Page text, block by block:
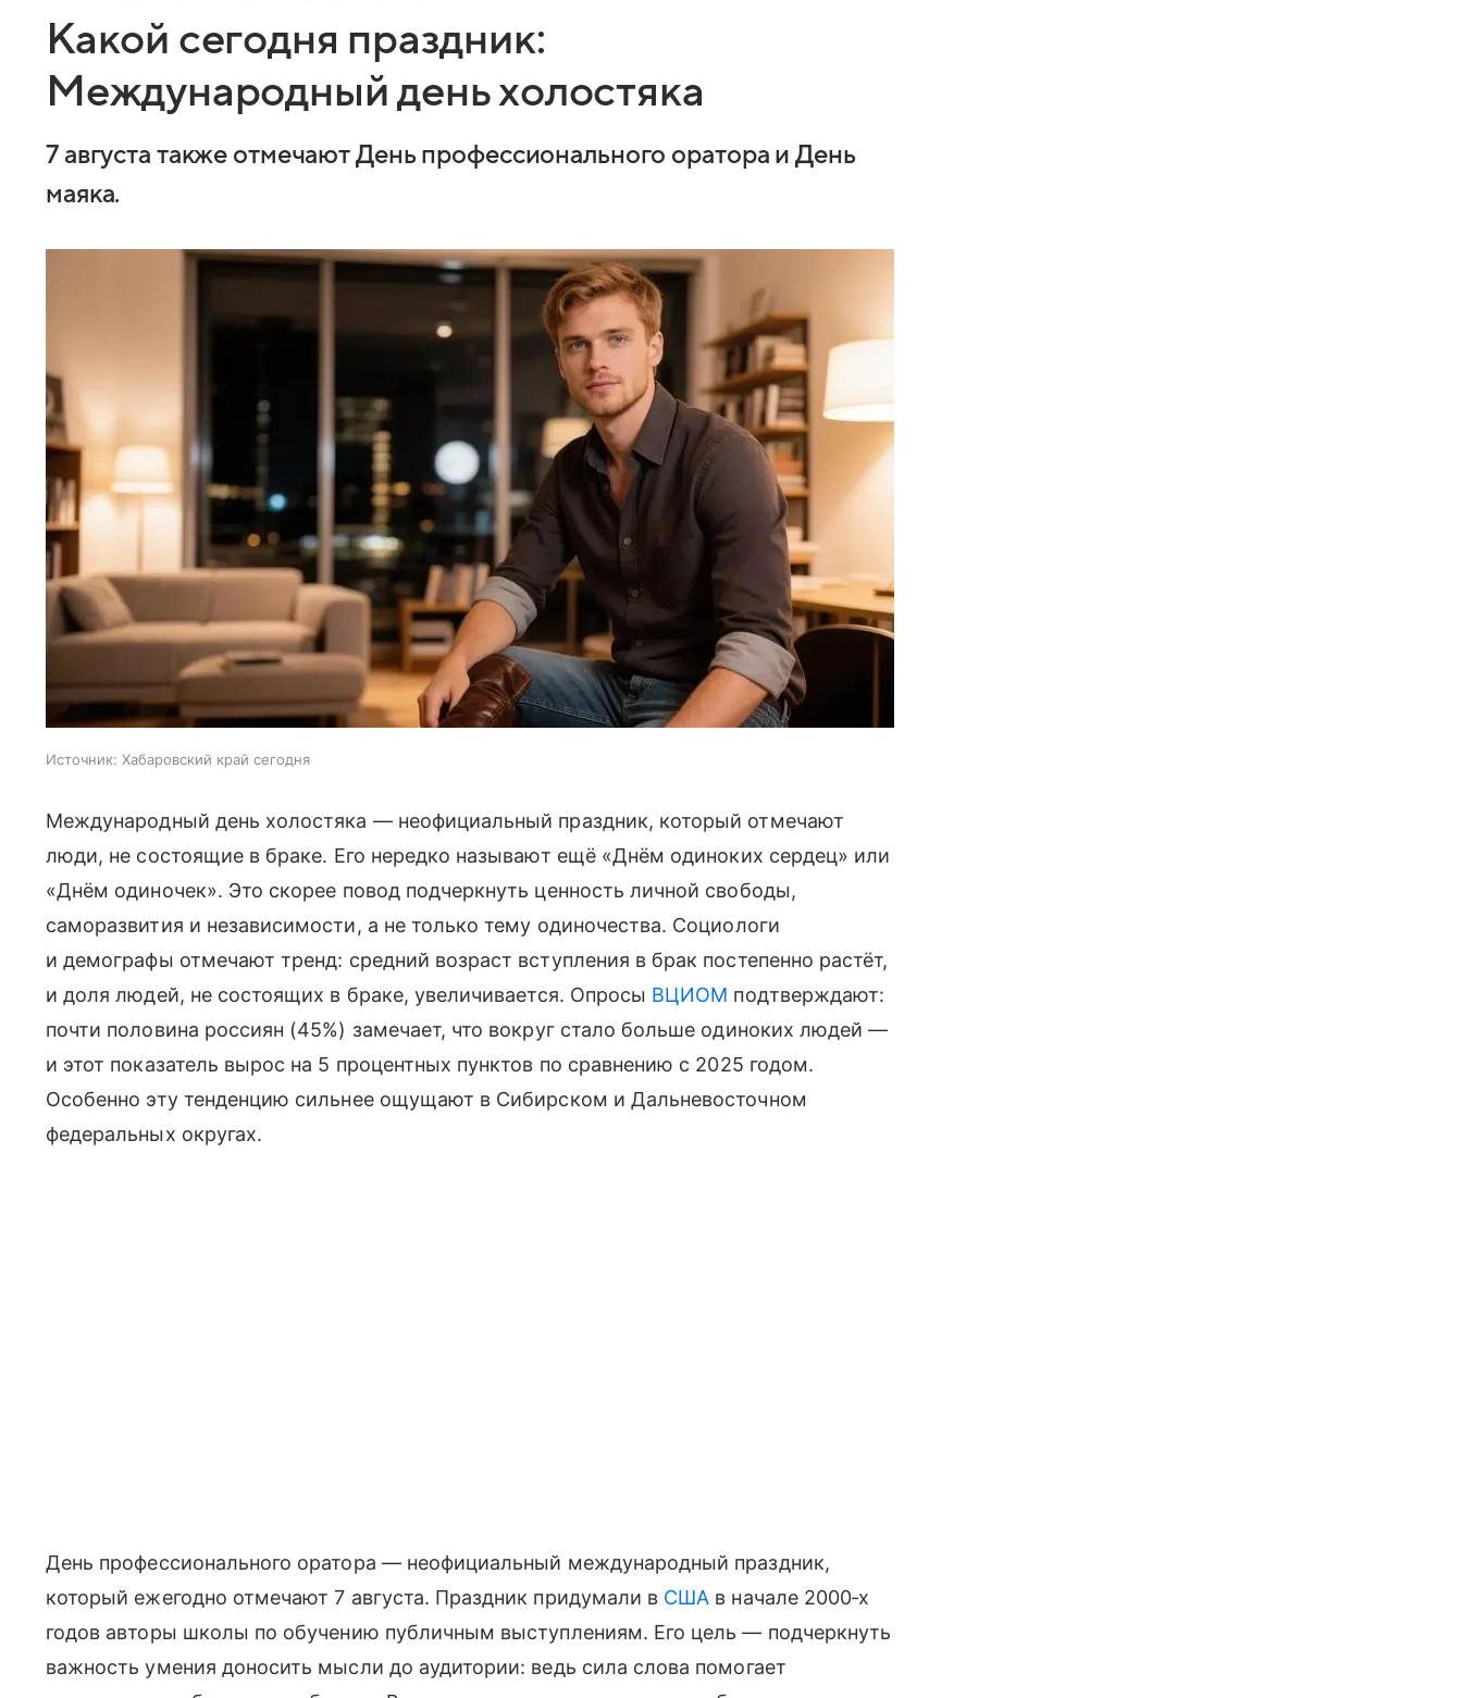
Какой сегодня праздник:
Международный день холостяка
7 августа также отмечают День профессионального оратора и День
маяка.
Источник: Хабаровский край сегодня
Международный день холостяка — неофициальный праздник, который отмечают
люди, не состоящие в браке. Его нередко называют ещё «Днём одиноких сердец» или
«Днём одиночек». Это скорее повод подчеркнуть ценность личной свободы,
саморазвития и независимости, а не только тему одиночества. Социологи
и демографы отмечают тренд: средний возраст вступления в брак постепенно растёт,
и доля людей, не состоящих в браке, увеличивается. Опросы ВЦИОМ подтверждают:
почти половина россиян (45%) замечает, что вокруг стало больше одиноких людей —
и этот показатель вырос на 5 процентных пунктов по сравнению с 2025 годом.
Особенно эту тенденцию сильнее ощущают в Сибирском и Дальневосточном
федеральных округах.
День профессионального оратора — неофициальный международный праздник,
который ежегодно отмечают 7 августа. Праздник придумали в США в начале 2000‑х
годов авторы школы по обучению публичным выступлениям. Его цель — подчеркнуть
важность умения доносить мысли до аудитории: ведь сила слова помогает